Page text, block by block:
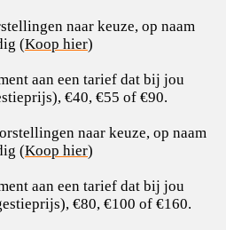
naar keuze, op naam
(Koop hier)
aan een tarief dat bij jou
€40, €55 of €90.
naar keuze, op naam
(Koop hier)
aan een tarief dat bij jou
€80, €100 of €160.